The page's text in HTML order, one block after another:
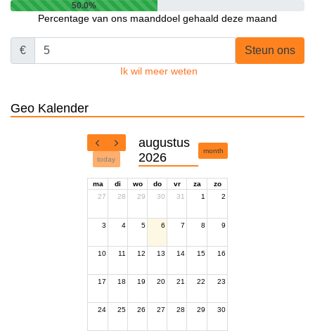
50.0%
Percentage van ons maanddoel gehaald deze maand
€ Steun ons
Ik wil meer weten
Geo Kalender
today
augustus
2026
month
ma di wo do vr za
zo
27
28 29 30 31 1 2
3 4 5 6 7 8 9
10 11 12 13 14 15 16
17 18 19 20 21 22 23
24 25 26 27 28 29 30